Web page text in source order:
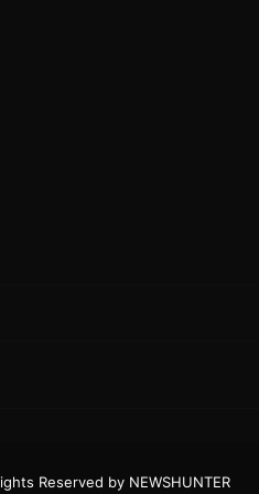
Reserved by NEWSHUNTER